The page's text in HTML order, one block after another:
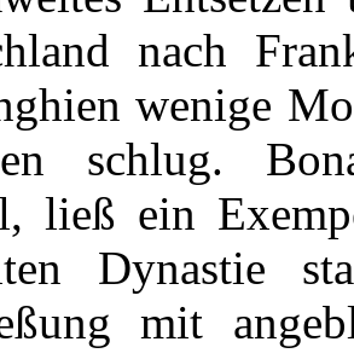
nach
wenige
schlug.
ließ ein
Dynastie
mit